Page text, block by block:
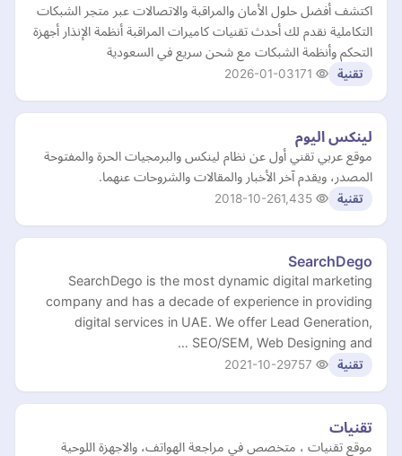
اكتشف أفضل حلول الأمان والمراقبة والاتصالات عبر متجر الشبكات
التكاملية نقدم لك أحدث تقنيات كاميرات المراقبة أنظمة الإنذار أجهزة
التحكم وأنظمة الشبكات مع شحن سريع في السعودية
تقنية 2026-01-03
لينكس اليوم
موقع عربي تقني أول عن نظام لينكس والبرمجيات الحرة والمفتوحة
المصدر، ويقدم آخر الأخبار والمقالات والشروحات عنهما.
تقنية 2018-10-26
SearchDego
SearchDego is the most dynamic digital marketing
company and has a decade of experience in providing
digital services in UAE. We offer Lead Generation,
SEO/SEM, Web Designing and …
تقنية 2021-10-29
تقنيات
موقع تقنيات ، متخصص في مراجعة الهواتف، والاجهزة اللوحية